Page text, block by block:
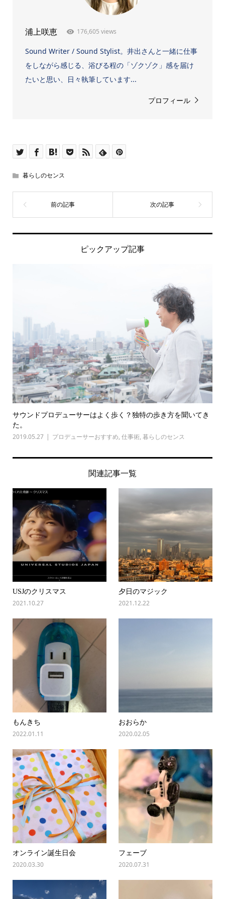
浦上咲恵 176,605 views
Sound Writer / Sound Stylist。井出さんと一緒に仕事
をしながら感じる、浴びる程の「ゾクゾク」感を届け
たいと思い、日々執筆しています...
プロフィール
暮らしのセンス
ピックアップ記事
サウンドプロデューサーはよく歩く？独特の歩き方を聞いてき
た。
2019.05.27 プロデューサーおすすめ, 仕事術, 暮らしのセンス
関連記事一覧
USJのクリスマス
2021.10.27
夕日のマジック
2021.12.22
もんきち
2022.01.11
おおらか
2020.02.05
オンライン誕生日会
2020.03.30
フェーブ
2020.07.31